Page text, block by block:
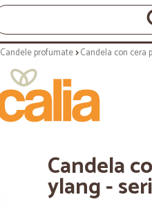
Candele profumate
Candela
ylang -